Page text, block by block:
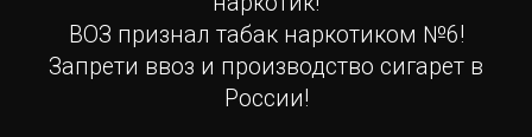
ВОЗ признал табак наркотиком №6!
Запрети ввоз и производство сигарет в
России!